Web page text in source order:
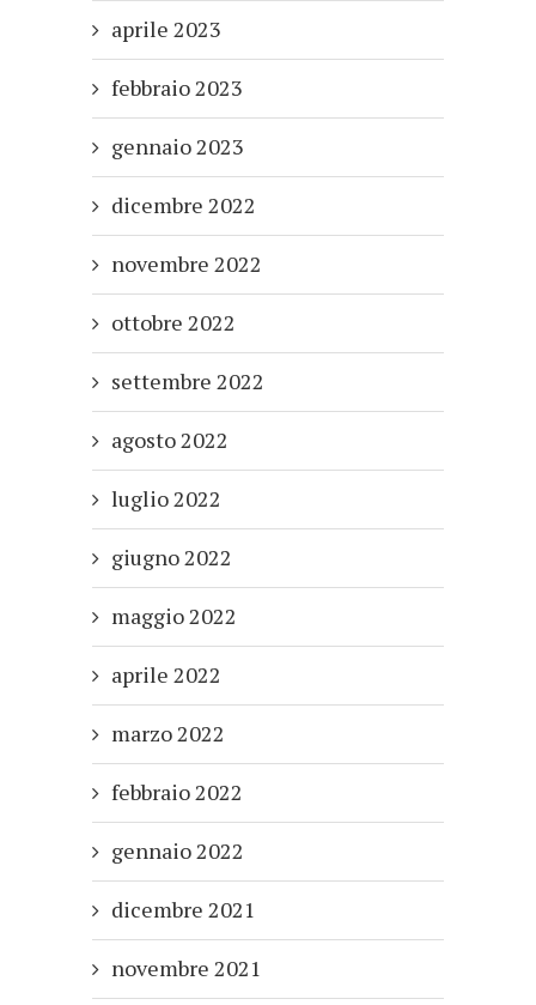
aprile 2023
febbraio 2023
gennaio 2023
dicembre 2022
novembre 2022
ottobre 2022
settembre 2022
agosto 2022
luglio 2022
giugno 2022
maggio 2022
aprile 2022
marzo 2022
febbraio 2022
gennaio 2022
dicembre 2021
novembre 2021